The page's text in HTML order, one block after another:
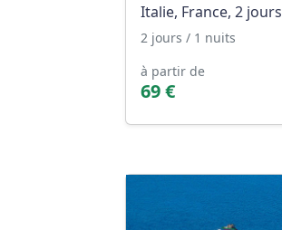
Italie, France, 2 jours
2 jours / 1 nuits
à partir de
69 €